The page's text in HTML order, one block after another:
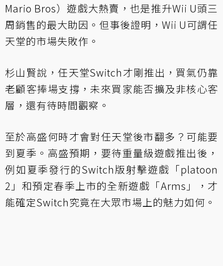
Mario Bros）遊戲大熱賣，也是推升Wii U頭三
周銷售的最大助因。但事後證明，Wii U可謂任
天堂的市場失敗作。
杉山賢說，任天堂Switch才剛推出，買氣仍靠
老顧客捧場支撐，未來買家能否擴及非核心客
層，還有待時間觀察。
至於高盛何時才會對任天堂後市翻多？可能要
到夏季。高盛預期，要待重量級遊戲推出後，
例如夏季發行的Switch版射擊遊戲「platoon
2」和預定春季上市的全新遊戲「Arms」，才
能確定Switch究竟在大眾市場上的魅力如何。